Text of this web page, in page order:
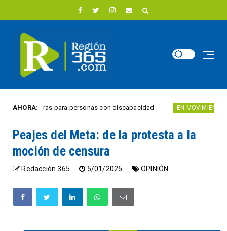
AHORA:
para personas con discapacidad EN MOVIMIENTO
Peajes del Meta: de la protesta a la
moción de censura
Redacción 365 5/01/2025 OPINIÓN